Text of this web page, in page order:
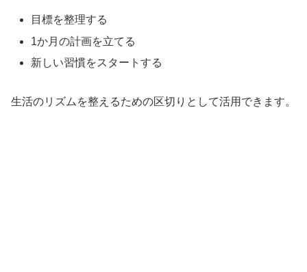
目標を整理する
1か月の計画を立てる
新しい習慣をスタートする
生活のリズムを整えるための区切りとして活用できます。